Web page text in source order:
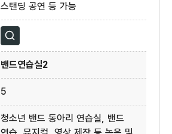
스탠딩 공연 등 가능
자세히보기
밴드연습실2
5
청소년 밴드 동아리 연습실, 밴드